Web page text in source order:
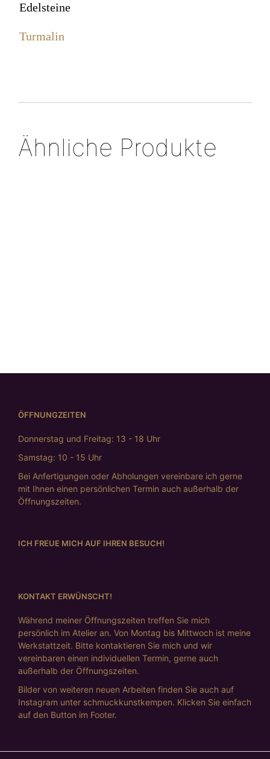
Edelsteine
Turmalin
Ähnliche Produkte
ÖFFNUNGZEITEN
Donnerstag und Freitag: 13 - 18 Uhr
Samstag: 10 - 15 Uhr
Bei Anfertigungen oder Abholungen vereinbare ich gerne
mit Ihnen einen persönlichen Termin auch außerhalb der
Öffnungszeiten.
ICH FREUE MICH AUF IHREN BESUCH!
KONTAKT ERWÜNSCHT!
Während meiner Öffnungszeiten treffen Sie mich
persönlich im Atelier an. Von Montag bis Mittwoch ist meine
Werkstattzeit. Bitte kontaktieren Sie mich und wir
vereinbaren einen individuellen Termin, gerne auch
außerhalb der Öffnungszeiten.
Bilder von weiteren neuen Arbeiten finden Sie auch auf
Instagram unter schmuckkunstkempen. Klicken Sie einfach
auf den Button im Footer.